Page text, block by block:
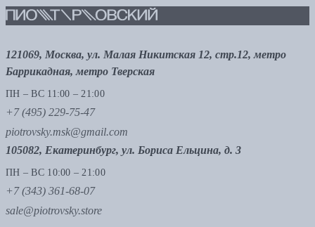
121069, Москва, ул. Малая Никитская 12, стр.12, метро
Баррикадная, метро Тверская
ПН – ВС 11:00 – 21:00
+7 (495) 229-75-47
piotrovsky.msk@gmail.com
105082, Екатеринбург, ул. Бориса Ельцина, д. 3
ПН – ВС 10:00 – 21:00
+7 (343) 361-68-07
sale@piotrovsky.store